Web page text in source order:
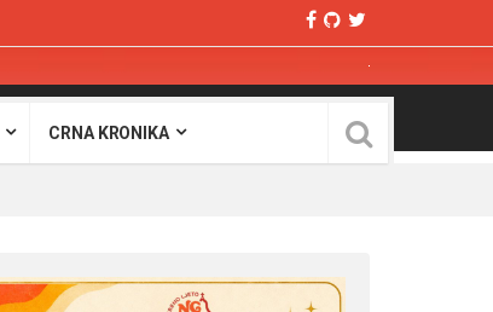
CRNA KRONIKA